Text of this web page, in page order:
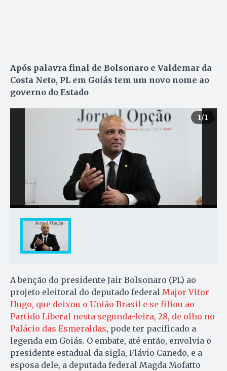
Após palavra final de Bolsonaro e Valdemar da
Costa Neto, PL em Goiás tem um novo nome ao
governo do Estado
1/1
A benção do presidente Jair Bolsonaro (PL) ao
projeto eleitoral do deputado federal Major Vitor
Hugo, que deixou o União Brasil e se filiou ao
Partido Liberal nesta segunda-feira, 28, de olho no
Palácio das Esmeraldas, pode ter pacificado a
legenda em Goiás. O embate, até então, envolvia o
presidente estadual da sigla, Flávio Canedo, e a
esposa dele, a deputada federal Magda Mofatto